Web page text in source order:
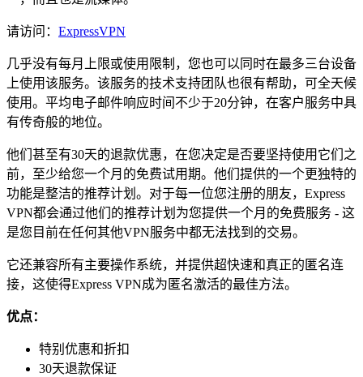
请访问： ExpressVPN
几乎没有每月上限或使用限制，您也可以同时在最多三台设备
上使用该服务。该服务的技术支持团队也很有帮助，可全天候
使用。平均电子邮件响应时间不少于20分钟，在客户服务中具
有传奇般的地位。
他们甚至有30天的退款优惠，在您决定是否要坚持使用它们之
前，至少给您一个月的免费试用期。他们提供的一个更独特的
功能是整洁的推荐计划。对于每一位您注册的朋友，Express
VPN都会通过他们的推荐计划为您提供一个月的免费服务 - 这
是您目前在任何其他VPN服务中都无法找到的交易。
它还兼容所有主要操作系统，并提供超快速和真正的匿名连
接，这使得Express VPN成为匿名激活的最佳方法。
优点：
特别优惠和折扣
30天退款保证